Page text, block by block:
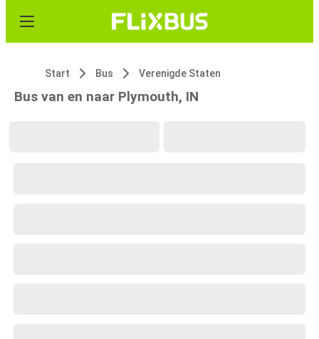
Start Bus Verenigde Staten
Bus van en naar Plymouth, IN